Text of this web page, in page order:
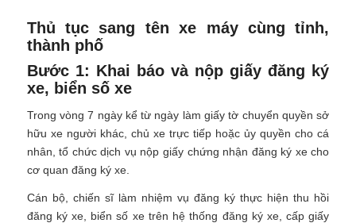
Thủ tục sang tên xe máy cùng tỉnh,
thành phố
Bước 1: Khai báo và nộp giấy đăng ký
xe, biển số xe
Trong vòng 7 ngày kể từ ngày làm giấy tờ chuyển quyền sở
hữu xe người khác, chủ xe trực tiếp hoặc ủy quyền cho cá
nhân, tổ chức dịch vụ nộp giấy chứng nhận đăng ký xe cho
cơ quan đăng ký xe.
Cán bộ, chiến sĩ làm nhiệm vụ đăng ký thực hiện thu hồi
đăng ký xe, biển số xe trên hệ thống đăng ký xe, cấp giấy